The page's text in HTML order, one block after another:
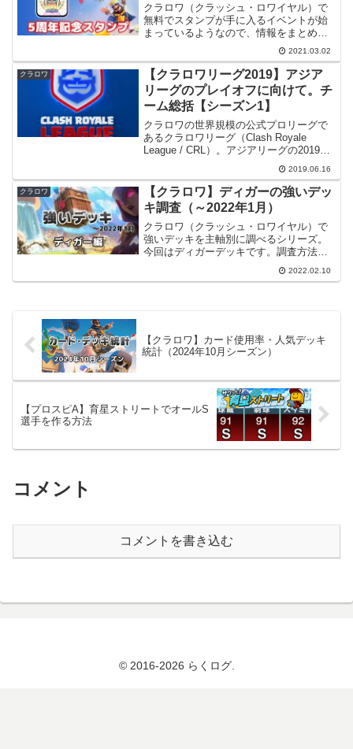
クラロワ（クラッシュ・ロワイヤル）で
無料でスタンプが手に入るイベントが始
まっているようなので、情報をまとめて
みたいと思います。【2021/03/14】新た
に分かった情報をもとに記事を変更・修
正しました。はじめに3/1（月）からクラ
ロワのシー...
2021.03.02
クラロワ
【クラロワリーグ2019】アジア
リーグのプレイオフに向けて。チ
ーム総括【シーズン1】
クラロワの世界規模の公式プロリーグで
あるクラロワリーグ（Clash Royale
League / CRL）。アジアリーグの2019シ
ーズン1が実施中ですが、そのレギュラー
シーズンの全日程が先日終了しました。
これからプレイオフを迎えるにあた...
2019.06.16
クラロワ
【クラロワ】ディガーの強いデッ
キ調査（～2022年1月）
クラロワ（クラッシュ・ロワイヤル）で
強いデッキを主軸別に調べるシリーズ。
今回はディガーデッキです。調査方法デ
ータはクラロワAPIを使用しグローバルラ
ンキングTop1000のプレイヤーが使うデ
2022.02.10
【クラロワ】カード使用率・人気デッキ
統計（2024年10月シーズン）
【プロスピA】育星ストリートでオールS
選手を作る方法
コメント
コメントを書き込む
© 2016-2026 らくログ.